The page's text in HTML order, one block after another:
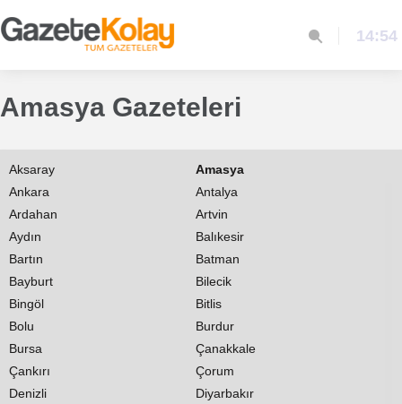
14:54
Amasya Gazeteleri
Aksaray
Amasya
Ankara
Antalya
Ardahan
Artvin
Aydın
Balıkesir
Bartın
Batman
Bayburt
Bilecik
Bingöl
Bitlis
Bolu
Burdur
Bursa
Çanakkale
Çankırı
Çorum
Denizli
Diyarbakır